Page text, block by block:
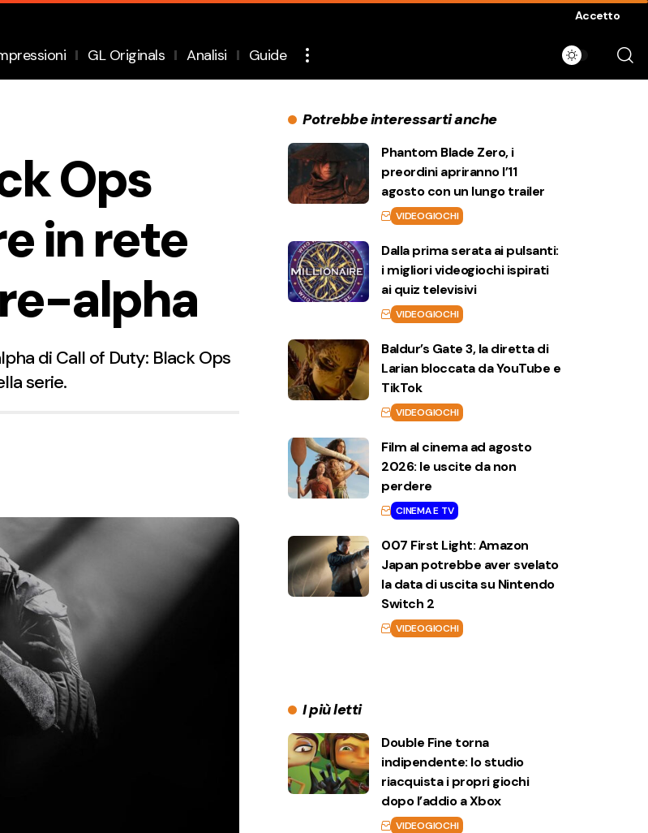
Accetto
GL Originals Analisi Guide
Ops
in rete
alpha
di Call of Duty: Black Ops
serie.
Potrebbe interessarti anche
Phantom Blade Zero, i
preordini apriranno l’11
agosto con un lungo trailer
VIDEOGIOCHI
Dalla prima serata ai pulsanti:
i migliori videogiochi ispirati
ai quiz televisivi
VIDEOGIOCHI
Baldur’s Gate 3, la diretta di
Larian bloccata da YouTube e
TikTok
VIDEOGIOCHI
Film al cinema ad agosto
2026: le uscite da non
perdere
CINEMA E TV
007 First Light: Amazon
Japan potrebbe aver svelato
la data di uscita su Nintendo
Switch 2
VIDEOGIOCHI
I più letti
Double Fine torna
indipendente: lo studio
riacquista i propri giochi
dopo l’addio a Xbox
VIDEOGIOCHI